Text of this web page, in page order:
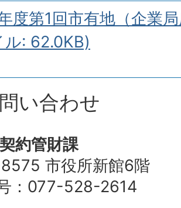
度第1回市有地（企業
ル: 62.0KB)
い合わせ
約管財課
市役所新館6階
：077-528-2614